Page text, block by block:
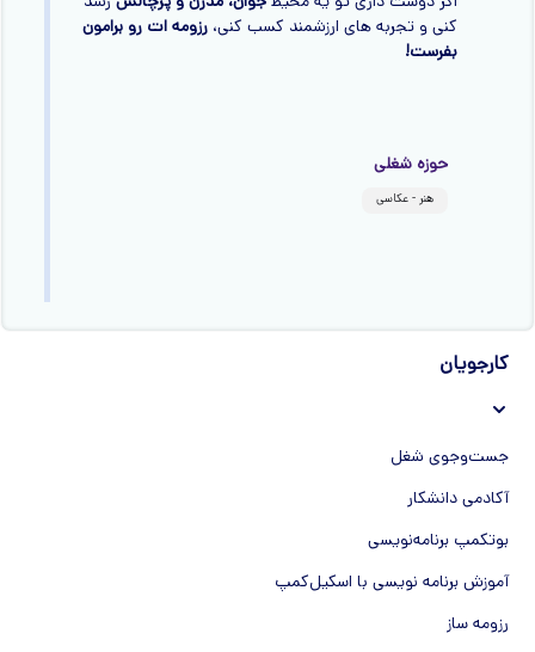
کنی و تجربه های ارزشمند کسب کنی، رزومه ات رو برامون
بفرست!
حوزه شغلی
هنر - عکاسی
کارجویان
جست‌و‌جوی شغل
آکادمی دانشکار
بوتکمپ برنامه‌نویسی
آموزش برنامه نویسی با اسکیل‌کمپ
رزومه ساز